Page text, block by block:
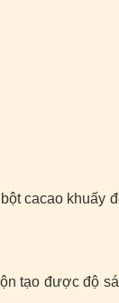
cacao khuấy
tạo được độ